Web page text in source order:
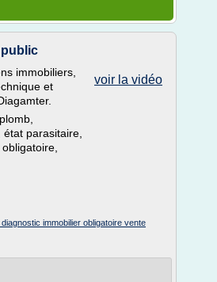
voir la vidéo
immobiliers,
et
parasitaire,
immobilier obligatoire vente